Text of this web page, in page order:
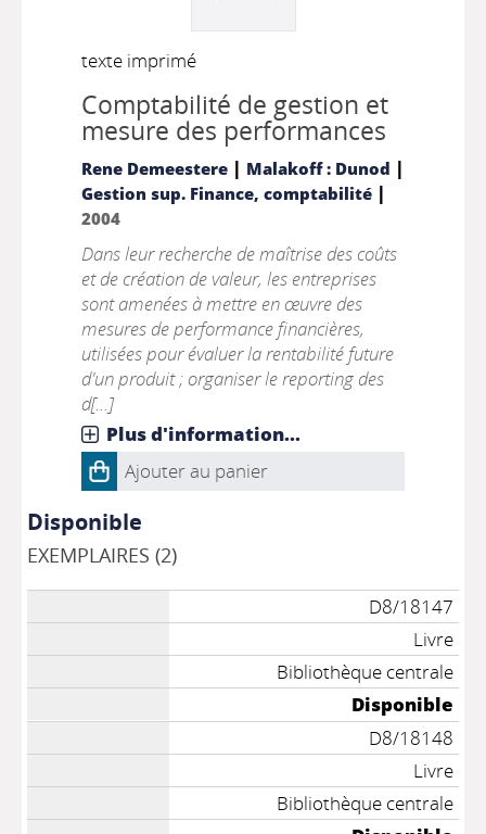
texte imprimé
Comptabilité de gestion et
mesure des performances
Rene Demeestere | Malakoff : Dunod |
Gestion sup. Finance, comptabilité|
2004
Dans leur recherche de maîtrise des coûts
et de création de valeur, les entreprises
sont amenées à mettre en œuvre des
mesures de performance financières,
utilisées pour évaluer la rentabilité future
d'un produit ; organiser le reporting des
d[...]
Plus d'information...
Ajouter au panier
Disponible
EXEMPLAIRES (2)
D8/18147
Livre
Bibliothèque centrale
Disponible
D8/18148
Livre
Bibliothèque centrale